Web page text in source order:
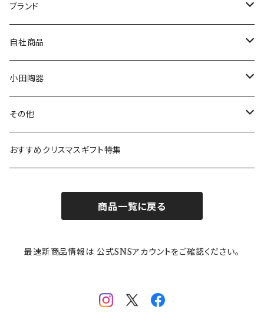
マグ＆カップ
プレート
ボウル
ガラスウェア
カトラリー
ムーミン
80th記念アイテム
リトルミイの日記念アイテム
MOOMIN ANIMATION
スヌーピー
ピーターラビット
ポケットモンスター
mofusand（モフサンド）
mofsand×日比谷花壇
ブランド
LA AMYS(エミーズ)
LISA LARSON(リサラーソン)
LAURA ASHLEY(ローラ アシュレイ)
Finlayson(フィンレイソン)
HANAE MORI(ハナエモリ)
THE BEATLES(ザ・ビートルズ)
自社商品
ねこ企画
Cecera(セセラ)
CELEC(セレック)
隅切り重箱
小田陶器
さざなみ
吉祥
メイメイウェア
SoSo(ソソ）
その他
リサイクル食器
おすすめクリスマスギフト特集
商品一覧に戻る
最速新商品情報は 公式SNSアカウントをご確認ください。